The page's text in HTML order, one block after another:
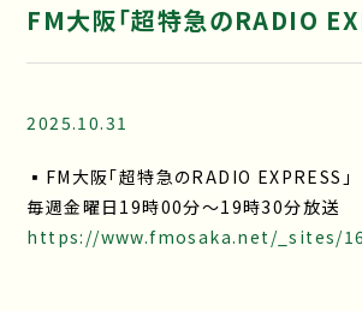
FM大阪「超特急のRADIO
2025.10.31
▪FM大阪「超特急のRADIO EXPRESS」
毎週金曜日19時00分〜19時30分放送
https://www.fmosaka.net/_sites/